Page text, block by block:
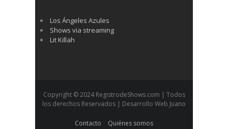
Los Ángeles Azules
Shows via streaming
Lit Killah
Copyright © 2024 RegistrodeShows.com | Todos
los derechos Reservados | Desarrollo Web Juano
Contacto
Quiénes somos